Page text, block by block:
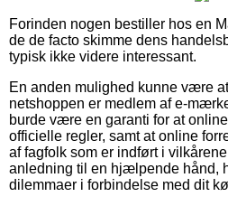
Forinden nogen bestiller hos en
de de facto skimme dens
typisk ikke videre interessant.
En anden mulighed kunne være
netshoppen er medlem af e-
burde være en garanti for at
officielle regler, samt at online
af fagfolk som er indført i
anledning til en hjælpende hånd,
dilemmaer i forbindelse med dit